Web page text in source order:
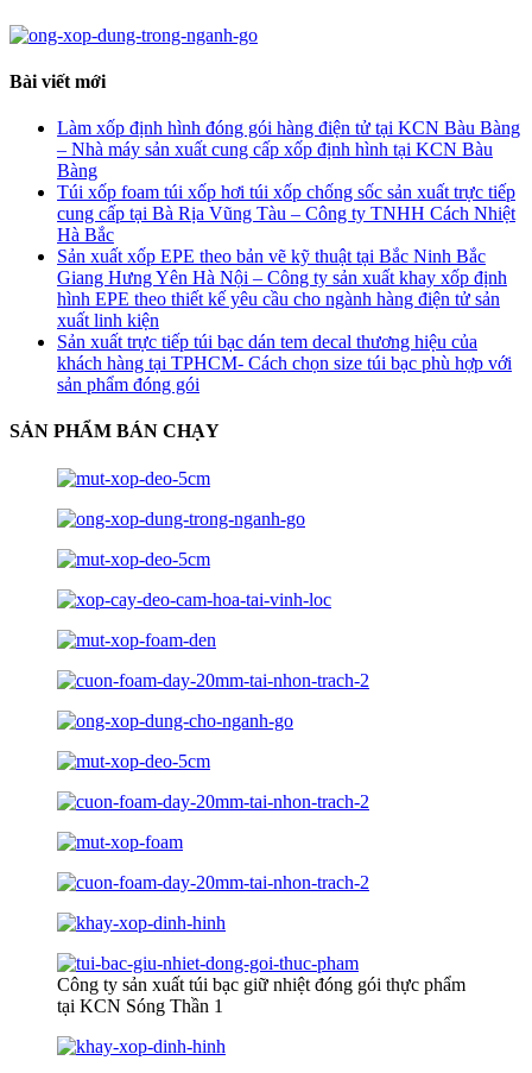
Bài viết mới
Làm xốp định hình đóng gói hàng điện tử tại KCN Bàu Bàng
– Nhà máy sản xuất cung cấp xốp định hình tại KCN Bàu
Bàng
Túi xốp foam túi xốp hơi túi xốp chống sốc sản xuất trực tiếp
cung cấp tại Bà Rịa Vũng Tàu – Công ty TNHH Cách Nhiệt
Hà Bắc
Sản xuất xốp EPE theo bản vẽ kỹ thuật tại Bắc Ninh Bắc
Giang Hưng Yên Hà Nội – Công ty sản xuất khay xốp định
hình EPE theo thiết kế yêu cầu cho ngành hàng điện tử sản
xuất linh kiện
Sản xuất trực tiếp túi bạc dán tem decal thương hiệu của
khách hàng tại TPHCM- Cách chọn size túi bạc phù hợp với
sản phẩm đóng gói
SẢN PHẨM BÁN CHẠY
Công ty sản xuất túi bạc giữ nhiệt đóng gói thực phẩm
tại KCN Sóng Thần 1